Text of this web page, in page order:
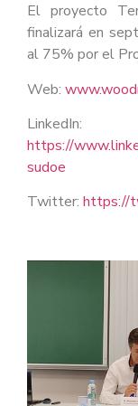
El proyecto
finalizará en
al 75% por el
Web:
LinkedIn:
https://
sudoe
Twitter: https://